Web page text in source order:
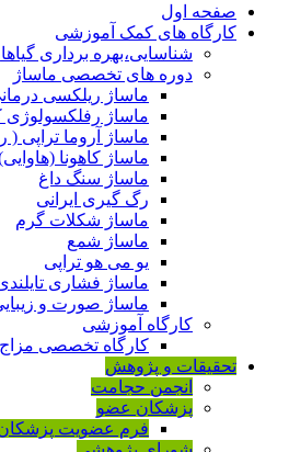
صفحه اول
کارگاه های کمک آموزشی
شناسایی،بهره برداری
دوره های تخصصی ماساژ
ماساژ ریلکسی
ماساژ رفلکسولوژی
ماساژ آروما تراپی (
ماساژ کاهونا
ماساژ سنگ داغ
رگ گیری ایرانی
ماساژ شکلات گرم
ماساژ شمع
یو می هو تراپی
ماساژ فشاری
ماساژ صورت و
کارگاه آموزشی
کارگاه تخصصی
تحقیقات و پژوهش
انجمن حجامت
پزشکان عضو
فرم عضویت